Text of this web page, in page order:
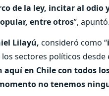
de la ley, incitar al
entre otros”, apuntó.
Lilayú, consideró como “
sectores políticos
en Chile con todos
no tenemos